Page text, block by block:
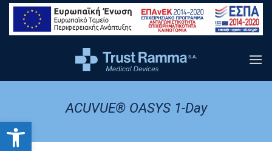
Ανοίξτε τη γραμμή εργαλείων
content
ACUVUE® OASYS 1-Day